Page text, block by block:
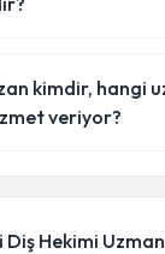
kimdir, hangi
veriyor?
Diş Hekimi